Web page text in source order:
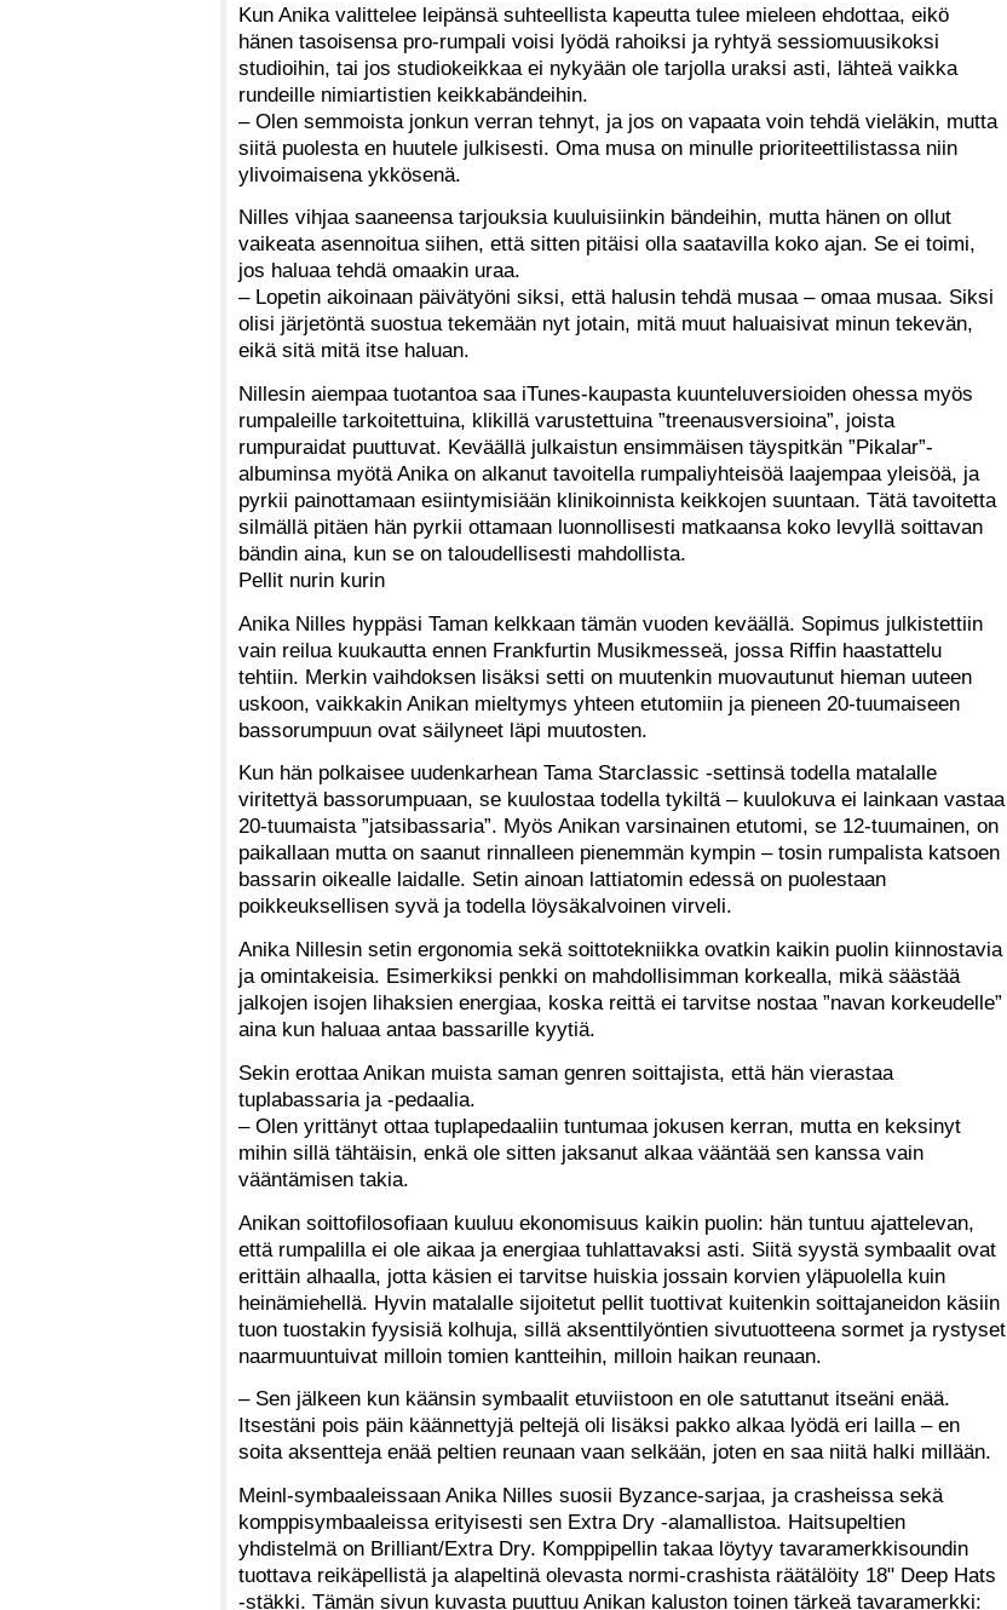
Kun Anika valittelee leipänsä suhteellista kapeutta tulee mieleen ehdottaa, eikö
hänen tasoisensa pro-rumpali voisi lyödä rahoiksi ja ryhtyä sessiomuusikoksi
studioihin, tai jos studiokeikkaa ei nykyään ole tarjolla uraksi asti, lähteä vaikka
rundeille nimiartistien keikkabändeihin.
– Olen semmoista jonkun verran tehnyt, ja jos on vapaata voin tehdä vieläkin, mutta
siitä puolesta en huutele julkisesti. Oma musa on minulle prioriteettilistassa niin
ylivoimaisena ykkösenä.
Nilles vihjaa saaneensa tarjouksia kuuluisiinkin bändeihin, mutta hänen on ollut
vaikeata asennoitua siihen, että sitten pitäisi olla saatavilla koko ajan. Se ei toimi,
jos haluaa tehdä omaakin uraa.
– Lopetin aikoinaan päivätyöni siksi, että halusin tehdä musaa – omaa musaa. Siksi
olisi järjetöntä suostua tekemään nyt jotain, mitä muut haluaisivat minun tekevän,
eikä sitä mitä itse haluan.
Nillesin aiempaa tuotantoa saa iTunes-kaupasta kuunteluversioiden ohessa myös
rumpaleille tarkoitettuina, klikillä varustettuina ”treenausversioina”, joista
rumpuraidat puuttuvat. Keväällä julkaistun ensimmäisen täyspitkän ”Pikalar”-
albuminsa myötä Anika on alkanut tavoitella rumpaliyhteisöä laajempaa yleisöä, ja
pyrkii painottamaan esiintymisiään klinikoinnista keikkojen suuntaan. Tätä tavoitetta
silmällä pitäen hän pyrkii ottamaan luonnollisesti matkaansa koko levyllä soittavan
bändin aina, kun se on taloudellisesti mahdollista.
Pellit nurin kurin
Anika Nilles hyppäsi Taman kelkkaan tämän vuoden keväällä. Sopimus julkistettiin
vain reilua kuukautta ennen Frankfurtin Musikmesseä, jossa Riffin haastattelu
tehtiin. Merkin vaihdoksen lisäksi setti on muutenkin muovautunut hieman uuteen
uskoon, vaikkakin Anikan mieltymys yhteen etutomiin ja pieneen 20-tuumaiseen
bassorumpuun ovat säilyneet läpi muutosten.
Kun hän polkaisee uudenkarhean Tama Starclassic -settinsä todella matalalle
viritettyä bassorumpuaan, se kuulostaa todella tykiltä – kuulokuva ei lainkaan vastaa
20-tuumaista ”jatsibassaria”. Myös Anikan varsinainen etutomi, se 12-tuumainen, on
paikallaan mutta on saanut rinnalleen pienemmän kympin – tosin rumpalista katsoen
bassarin oikealle laidalle. Setin ainoan lattiatomin edessä on puolestaan
poikkeuksellisen syvä ja todella löysäkalvoinen virveli.
Anika Nillesin setin ergonomia sekä soittotekniikka ovatkin kaikin puolin kiinnostavia
ja omintakeisia. Esimerkiksi penkki on mahdollisimman korkealla, mikä säästää
jalkojen isojen lihaksien energiaa, koska reittä ei tarvitse nostaa ”navan korkeudelle”
aina kun haluaa antaa bassarille kyytiä.
Sekin erottaa Anikan muista saman genren soittajista, että hän vierastaa
tuplabassaria ja -pedaalia.
– Olen yrittänyt ottaa tuplapedaaliin tuntumaa jokusen kerran, mutta en keksinyt
mihin sillä tähtäisin, enkä ole sitten jaksanut alkaa vääntää sen kanssa vain
vääntämisen takia.
Anikan soittofilosofiaan kuuluu ekonomisuus kaikin puolin: hän tuntuu ajattelevan,
että rumpalilla ei ole aikaa ja energiaa tuhlattavaksi asti. Siitä syystä symbaalit ovat
erittäin alhaalla, jotta käsien ei tarvitse huiskia jossain korvien yläpuolella kuin
heinämiehellä. Hyvin matalalle sijoitetut pellit tuottivat kuitenkin soittajaneidon käsiin
tuon tuostakin fyysisiä kolhuja, sillä aksenttilyöntien sivutuotteena sormet ja rystyset
naarmuuntuivat milloin tomien kantteihin, milloin haikan reunaan.
– Sen jälkeen kun käänsin symbaalit etuviistoon en ole satuttanut itseäni enää.
Itsestäni pois päin käännettyjä peltejä oli lisäksi pakko alkaa lyödä eri lailla – en
soita aksentteja enää peltien reunaan vaan selkään, joten en saa niitä halki millään.
Meinl-symbaaleissaan Anika Nilles suosii Byzance-sarjaa, ja crasheissa sekä
komppisymbaaleissa erityisesti sen Extra Dry -alamallistoa. Haitsupeltien
yhdistelmä on Brilliant/Extra Dry. Komppipellin takaa löytyy tavaramerkkisoundin
tuottava reikäpellistä ja alapeltinä olevasta normi-crashista räätälöity 18" Deep Hats
-stäkki. Tämän sivun kuvasta puuttuu Anikan kaluston toinen tärkeä tavaramerkki: